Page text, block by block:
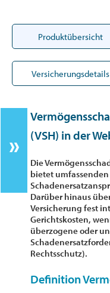
Produktübersicht
Versicherungsdetails
(VSH) in der
Die
bietet
Darüber hinaus
Versicherung fest
Gerichtskosten,
überzogene oder
Rechtsschutz).
Definition